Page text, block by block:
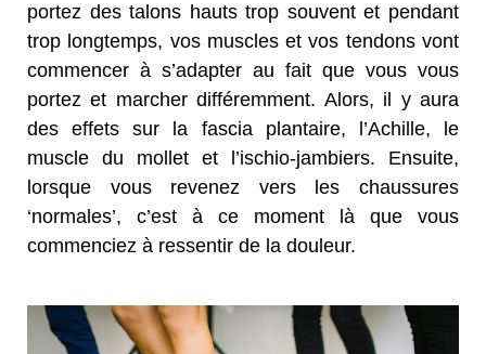
portez des talons hauts trop souvent et pendant
trop longtemps, vos muscles et vos tendons vont
commencer à s’adapter au fait que vous vous
portez et marcher différemment. Alors, il y aura
des effets sur la fascia plantaire, l’Achille, le
muscle du mollet et l’ischio-jambiers. Ensuite,
lorsque vous revenez vers les chaussures
‘normales’, c’est à ce moment là que vous
commenciez à ressentir de la douleur.